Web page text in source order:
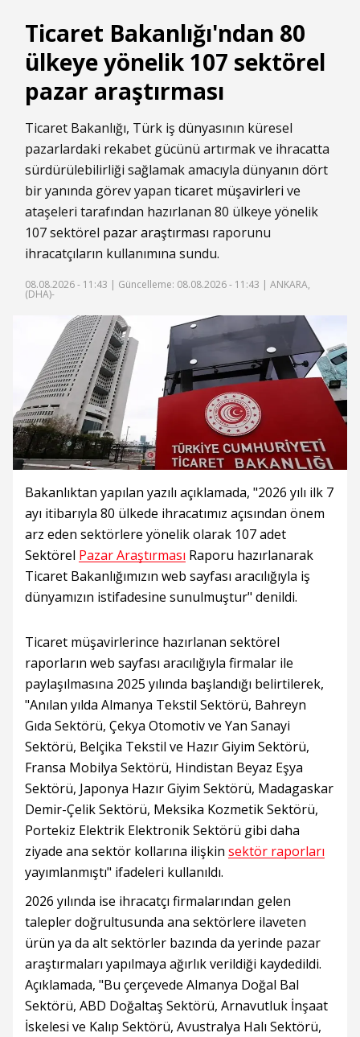
Ticaret Bakanlığı'ndan 80
ülkeye yönelik 107 sektörel
pazar araştırması
Ticaret Bakanlığı, Türk iş dünyasının küresel
pazarlardaki rekabet gücünü artırmak ve ihracatta
sürdürülebilirliği sağlamak amacıyla dünyanın dört
bir yanında görev yapan ticaret müşavirleri ve
ataşeleri tarafından hazırlanan 80 ülkeye yönelik
107 sektörel pazar araştırması raporunu
ihracatçıların kullanımına sundu.
08.08.2026 - 11:43 | Güncelleme: 08.08.2026 - 11:43 | ANKARA,
(DHA)-
Bakanlıktan yapılan yazılı açıklamada, "2026 yılı ilk 7
ayı itibarıyla 80 ülkede ihracatımız açısından önem
arz eden sektörlere yönelik olarak 107 adet
Sektörel Pazar Araştırması Raporu hazırlanarak
Ticaret Bakanlığımızın web sayfası aracılığıyla iş
dünyamızın istifadesine sunulmuştur" denildi.
Ticaret müşavirlerince hazırlanan sektörel
raporların web sayfası aracılığıyla firmalar ile
paylaşılmasına 2025 yılında başlandığı belirtilerek,
"Anılan yılda Almanya Tekstil Sektörü, Bahreyn
Gıda Sektörü, Çekya Otomotiv ve Yan Sanayi
Sektörü, Belçika Tekstil ve Hazır Giyim Sektörü,
Fransa Mobilya Sektörü, Hindistan Beyaz Eşya
Sektörü, Japonya Hazır Giyim Sektörü, Madagaskar
Demir-Çelik Sektörü, Meksika Kozmetik Sektörü,
Portekiz Elektrik Elektronik Sektörü gibi daha
ziyade ana sektör kollarına ilişkin sektör raporları
yayımlanmıştı" ifadeleri kullanıldı.
2026 yılında ise ihracatçı firmalarından gelen
talepler doğrultusunda ana sektörlere ilaveten
ürün ya da alt sektörler bazında da yerinde pazar
araştırmaları yapılmaya ağırlık verildiği kaydedildi.
Açıklamada, "Bu çerçevede Almanya Doğal Bal
Sektörü, ABD Doğaltaş Sektörü, Arnavutluk İnşaat
İskelesi ve Kalıp Sektörü, Avustralya Halı Sektörü,